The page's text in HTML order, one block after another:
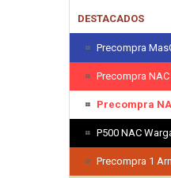
DESTACADOS
Precompra
Precompra
Precompra
P500 NAC
Precompra 1